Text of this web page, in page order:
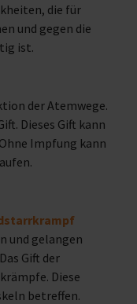
die für
und gegen die
ist.
der Atemwege.
Dieses Gift kann
Impfung kann
und gelangen
Gift der
Diese
betreffen.